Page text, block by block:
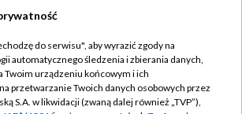
TVP
Regulamin TVP
do serwisu", aby wyrazić zgody na
automatycznego śledzenia i zbierania danych,
Twoim urządzeniu końcowym i ich
przetwarzanie Twoich danych osobowych przez
S.A. w likwidacji (zwaną dalej również „TVP”),